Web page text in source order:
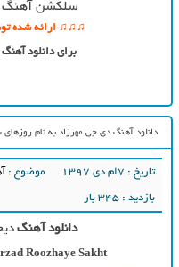
سلکشن آهنگ
♫♫♫ ارائه شده
برای دانلود
دانلود آهنگ دی جی مهرزاد به نام
تاریخ : ۷ام دی ۱۳۹۷ موضوع :
بازدید : 345 بار
دانلود آهنگ
Roozhaye Sakht